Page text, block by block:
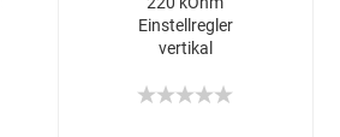
Einstellregler
vertikal